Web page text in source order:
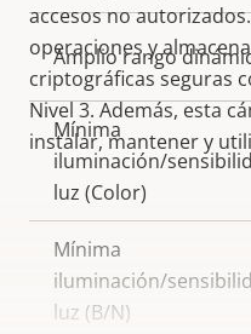
accesos no
operaciones y
criptográficas seguras
Nivel 3. Además, esta
instalar, mantener y
Amplio rango
Mínima
iluminación/
luz (Color)
Mínima
iluminación/
luz (B/N)